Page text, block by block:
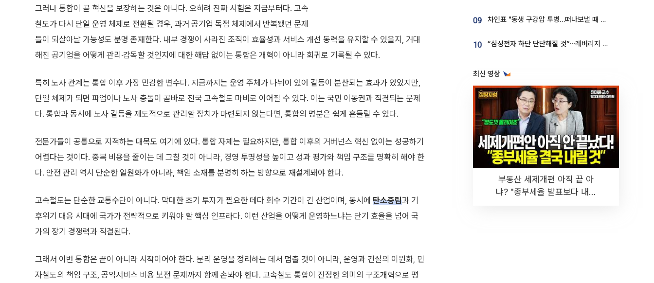
그러나 통합이 곧 혁신을 보장하는 것은 아니다. 오히려 진짜 시험은 지금부터다. 고속
철도가 다시 단일 운영 체제로 전환될 경우, 과거 공기업 독점 체제에서 반복됐던 문제
들이 되살아날 가능성도 분명 존재한다. 내부 경쟁이 사라진 조직이 효율성과 서비스 개선 동력을 유지할 수 있을지, 거대
해진 공기업을 어떻게 관리·감독할 것인지에 대한 해답 없이는 통합은 개혁이 아니라 회귀로 기록될 수 있다.
특히 노사 관계는 통합 이후 가장 민감한 변수다. 지금까지는 운영 주체가 나뉘어 있어 갈등이 분산되는 효과가 있었지만,
단일 체제가 되면 파업이나 노사 충돌이 곧바로 전국 고속철도 마비로 이어질 수 있다. 이는 국민 이동권과 직결되는 문제
다. 통합과 동시에 노사 갈등을 제도적으로 관리할 장치가 마련되지 않는다면, 통합의 명분은 쉽게 흔들릴 수 있다.
전문가들이 공통으로 지적하는 대목도 여기에 있다. 통합 자체는 필요하지만, 통합 이후의 거버넌스 혁신 없이는 성공하기
어렵다는 것이다. 중복 비용을 줄이는 데 그칠 것이 아니라, 경영 투명성을 높이고 성과 평가와 책임 구조를 명확히 해야 한
다. 안전 관리 역시 단순한 일원화가 아니라, 책임 소재를 분명히 하는 방향으로 재설계돼야 한다.
고속철도는 단순한 교통수단이 아니다. 막대한 초기 투자가 필요한 데다 회수 기간이 긴 산업이며, 동시에 탄소중립과 기
후위기 대응 시대에 국가가 전략적으로 키워야 할 핵심 인프라다. 이런 산업을 어떻게 운영하느냐는 단기 효율을 넘어 국
가의 장기 경쟁력과 직결된다.
그래서 이번 통합은 끝이 아니라 시작이어야 한다. 분리 운영을 정리하는 데서 멈출 것이 아니라, 운영과 건설의 이원화, 민
자철도의 책임 구조, 공익서비스 비용 보전 문제까지 함께 손봐야 한다. 고속철도 통합이 진정한 의미의 구조개혁으로 평
09 차인표 "동생 구강암 투병…떠나보낼 때 가장 힘들었다”
10 “삼성전자 하단 단단해질 것”⋯레버리지 규제에 쏠림 완화 [찐코노미]
최신 영상
부동산 세제개편 아직 끝 아
냐? "종부세율 발표보다 내릴